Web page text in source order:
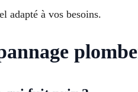
adapté à vos besoins.